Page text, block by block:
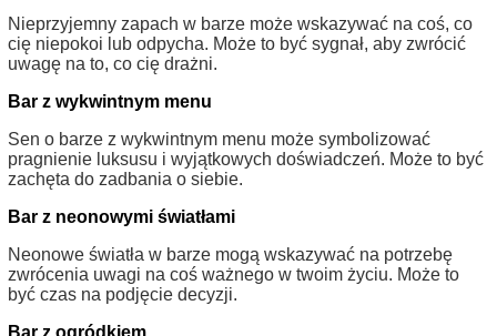
Nieprzyjemny zapach w barze może wskazywać na coś, co
cię niepokoi lub odpycha. Może to być sygnał, aby zwrócić
uwagę na to, co cię drażni.
Bar z wykwintnym menu
Sen o barze z wykwintnym menu może symbolizować
pragnienie luksusu i wyjątkowych doświadczeń. Może to być
zachęta do zadbania o siebie.
Bar z neonowymi światłami
Neonowe światła w barze mogą wskazywać na potrzebę
zwrócenia uwagi na coś ważnego w twoim życiu. Może to
być czas na podjęcie decyzji.
Bar z ogródkiem